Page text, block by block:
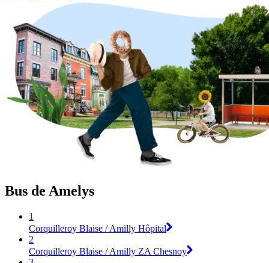
Bus de Amelys
1
Corquilleroy Blaise / Amilly Hôpital
2
Corquilleroy Blaise / Amilly ZA Chesnoy